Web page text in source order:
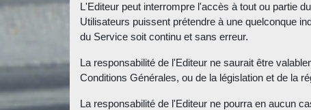
L'Editeur peut interrompre l'accès à tout ou partie
Utilisateurs puissent prétendre à une quelconque
du Service soit continu et sans erreur.
La responsabilité de l'Editeur ne saurait être
Conditions Générales, ou de la législation et de la
La responsabilité de l'Editeur ne pourra en aucun